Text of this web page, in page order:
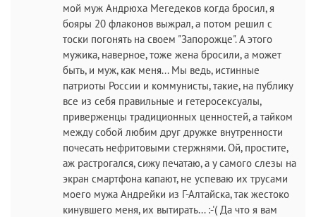
мой муж Андрюха Мегедеков когда бросил, я
бояры 20 флаконов выжрал, а потом решил с
тоски погонять на своем "Запорожце". А этого
мужика, наверное, тоже жена бросили, а может
быть, и муж, как меня... Мы ведь, истинные
патриоты России и коммунисты, такие, на публику
все из себя правильные и гетеросексуалы,
приверженцы традиционных ценностей, а тайком
между собой любим друг дружке внутренности
почесать нефритовыми стержнями. Ой, простите,
аж растрогался, сижу печатаю, а у самого слезы на
экран смартфона капают, не успеваю их трусами
моего мужа Андрейки из Г-Алтайска, так жестоко
кинувшего меня, их вытирать... :-'( Да что я вам